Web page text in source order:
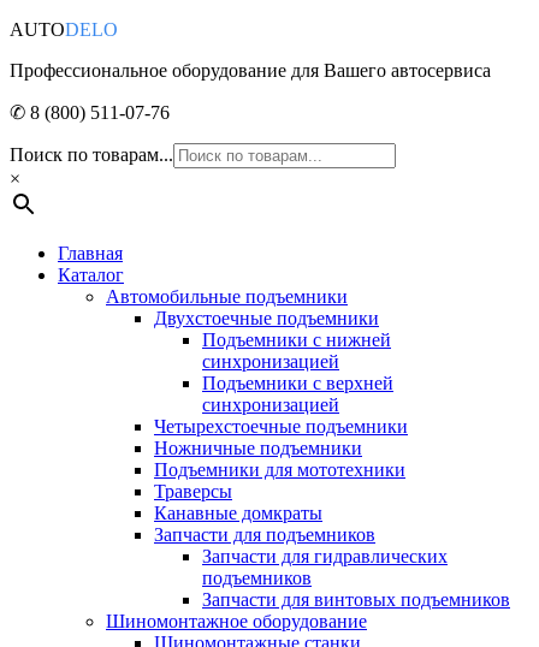
AUTODELO
Профессиональное оборудование для Вашего автосервиса
✆ 8 (800) 511-07-76
Поиск по товарам...
×
Главная
Каталог
Автомобильные подъемники
Двухстоечные подъемники
Подъемники с нижней
синхронизацией
Подъемники с верхней
синхронизацией
Четырехстоечные подъемники
Ножничные подъемники
Подъемники для мототехники
Траверсы
Канавные домкраты
Запчасти для подъемников
Запчасти для гидравлических
подъемников
Запчасти для винтовых подъемников
Шиномонтажное оборудование
Шиномонтажные станки